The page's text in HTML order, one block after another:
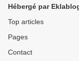
Hébergé par
Top articles
Pages
Contact